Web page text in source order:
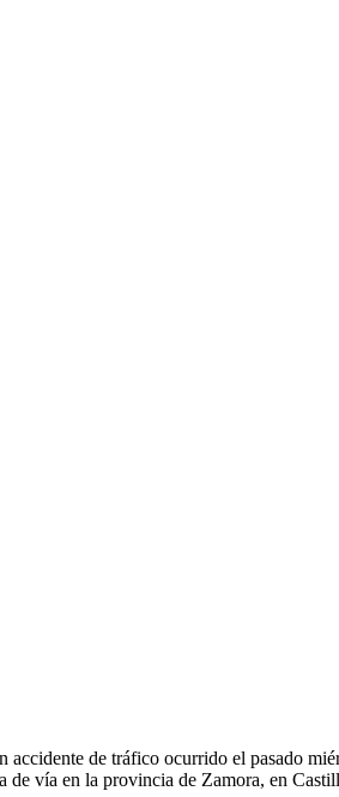
accidente de tráfico ocurrido el pasado
de vía en la provincia de Zamora, en